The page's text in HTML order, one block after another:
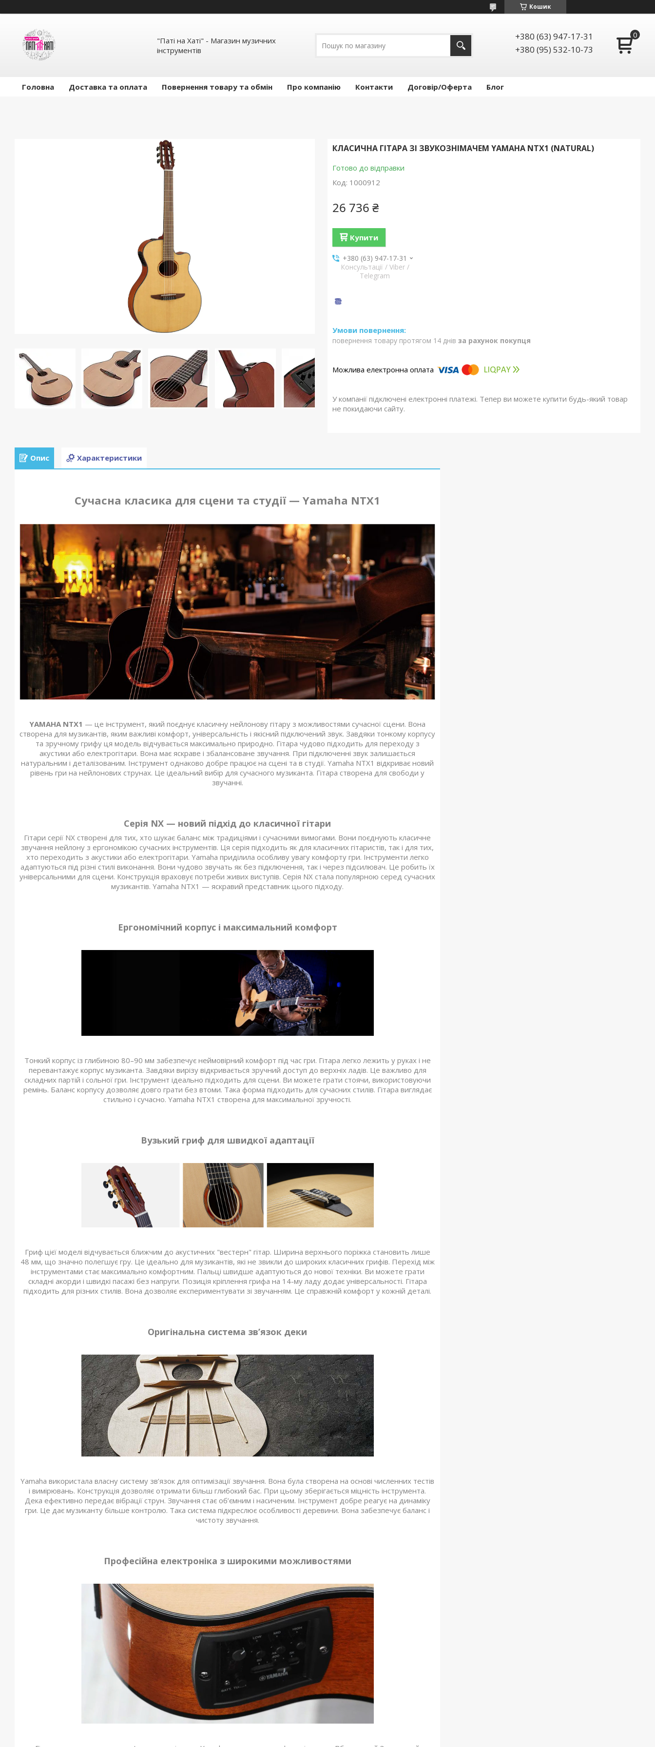
Кошик
"Паті на Хаті" - Магазин музичних
інструментів
+380 (63) 947-17-31
+380 (95) 532-10-73
Головна Доставка та оплата Повернення товару та обмін Про компанію Контакти Договір/Оферта Блог
КЛАСИЧНА ГІТАРА ЗІ ЗВУКОЗНІМАЧЕМ YAMAHA NTX1 (NATURAL)
Готово до відправки
Код: 1000912
26 736 ₴
Купити
+380 (63) 947-17-31
Консультації / Viber /
Telegram
повернення товару протягом 14 днів за рахунок покупця
У компанії підключені електронні платежі. Тепер ви можете купити будь-який товар
не покидаючи сайту.
Опис Характеристики
Сучасна класика для сцени та студії — Yamaha NTX1
YAMAHA NTX1 — це інструмент, який поєднує класичну нейлонову гітару з можливостями сучасної сцени. Вона
створена для музикантів, яким важливі комфорт, універсальність і якісний підключений звук. Завдяки тонкому корпусу
та зручному грифу ця модель відчувається максимально природно. Гітара чудово підходить для переходу з
акустики або електрогітари. Вона має яскраве і збалансоване звучання. При підключенні звук залишається
натуральним і деталізованим. Інструмент однаково добре працює на сцені та в студії. Yamaha NTX1 відкриває новий
рівень гри на нейлонових струнах. Це ідеальний вибір для сучасного музиканта. Гітара створена для свободи у
звучанні.
Серія NX — новий підхід до класичної гітари
Гітари серії NX створені для тих, хто шукає баланс між традиціями і сучасними вимогами. Вони поєднують класичне
звучання нейлону з ергономікою сучасних інструментів. Ця серія підходить як для класичних гітаристів, так і для тих,
хто переходить з акустики або електрогітари. Yamaha приділила особливу увагу комфорту гри. Інструменти легко
адаптуються під різні стилі виконання. Вони чудово звучать як без підключення, так і через підсилювач. Це робить їх
універсальними для сцени. Конструкція враховує потреби живих виступів. Серія NX стала популярною серед сучасних
музикантів. Yamaha NTX1 — яскравий представник цього підходу.
Ергономічний корпус і максимальний комфорт
Тонкий корпус із глибиною 80–90 мм забезпечує неймовірний комфорт під час гри. Гітара легко лежить у руках і не
перевантажує корпус музиканта. Завдяки вирізу відкривається зручний доступ до верхніх ладів. Це важливо для
складних партій і сольної гри. Інструмент ідеально підходить для сцени. Ви можете грати стоячи, використовуючи
ремінь. Баланс корпусу дозволяє довго грати без втоми. Така форма підходить для сучасних стилів. Гітара виглядає
стильно і сучасно. Yamaha NTX1 створена для максимальної зручності.
Вузький гриф для швидкої адаптації
Гриф цієї моделі відчувається ближчим до акустичних "вестерн" гітар. Ширина верхнього поріжка становить лише
48 мм, що значно полегшує гру. Це ідеально для музикантів, які не звикли до широких класичних грифів. Перехід між
інструментами стає максимально комфортним. Пальці швидше адаптуються до нової техніки. Ви можете грати
складні акорди і швидкі пасажі без напруги. Позиція кріплення грифа на 14-му ладу додає універсальності. Гітара
підходить для різних стилів. Вона дозволяє експериментувати зі звучанням. Це справжній комфорт у кожній деталі.
Оригінальна система зв’язок деки
Yamaha використала власну систему зв’язок для оптимізації звучання. Вона була створена на основі численних тестів
і вимірювань. Конструкція дозволяє отримати більш глибокий бас. При цьому зберігається міцність інструмента.
Дека ефективно передає вібрації струн. Звучання стає об’ємним і насиченим. Інструмент добре реагує на динаміку
гри. Це дає музиканту більше контролю. Така система підкреслює особливості деревини. Вона забезпечує баланс і
чистоту звучання.
Професійна електроніка з широкими можливостями